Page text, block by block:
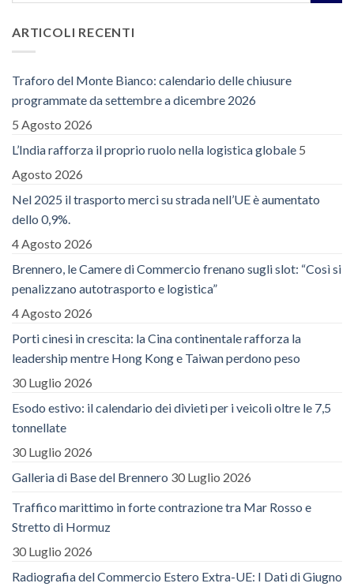
ARTICOLI RECENTI
Traforo del Monte Bianco: calendario delle chiusure
programmate da settembre a dicembre 2026
5 Agosto 2026
L’India rafforza il proprio ruolo nella logistica globale 5
Agosto 2026
Nel 2025 il trasporto merci su strada nell’UE è aumentato
dello 0,9%.
4 Agosto 2026
Brennero, le Camere di Commercio frenano sugli slot: “Così si
penalizzano autotrasporto e logistica”
4 Agosto 2026
Porti cinesi in crescita: la Cina continentale rafforza la
leadership mentre Hong Kong e Taiwan perdono peso
30 Luglio 2026
Esodo estivo: il calendario dei divieti per i veicoli oltre le 7,5
tonnellate
30 Luglio 2026
Galleria di Base del Brennero 30 Luglio 2026
Traffico marittimo in forte contrazione tra Mar Rosso e
Stretto di Hormuz
30 Luglio 2026
Radiografia del Commercio Estero Extra-UE: I Dati di Giugno